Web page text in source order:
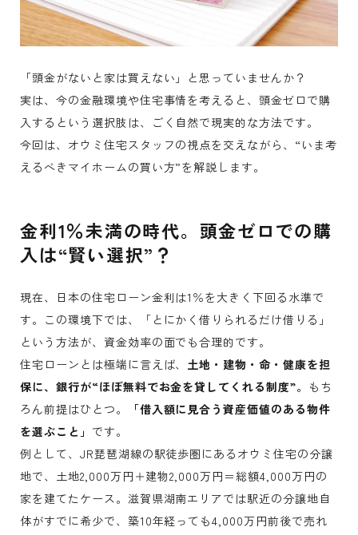
「頭金がないと家は買えない」と思っていませんか？
実は、今の金融環境や住宅事情を考えると、頭金ゼロで購
入するという選択肢は、ごく自然で現実的な方法です。
今回は、オウミ住宅スタッフの視点を交えながら、“いま考
えるべきマイホームの買い方”を解説します。
金利1％未満の時代。頭金ゼロでの購
入は“賢い選択”？
現在、日本の住宅ローン金利は1％を大きく下回る水準で
す。この環境下では、「とにかく借りられるだけ借りる」
という方法が、資金効率の面でも合理的です。
住宅ローンとは極端に言えば、 土地・建物・命・健康を担
保に、銀行が“ほぼ無料でお金を貸してくれる制度”。 もち
ろん前提はひとつ。
「借入額に見合う資産価値のある物件
を選ぶこと」 です。
例として、JR琵琶湖線の駅徒歩圏にあるオウミ住宅の分譲
地で、土地2,000万円＋建物2,000万円＝総額4,000万円の
家を建てたケース。滋賀県湖南エリアでは駅近の分譲地自
体がすでに希少で、築10年経っても4,000万円前後で売れ